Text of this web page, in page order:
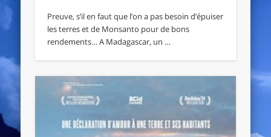
Preuve, s’il en faut que l’on a pas besoin d’épuiser
les terres et de Monsanto pour de bons
rendements… A Madagascar, un …